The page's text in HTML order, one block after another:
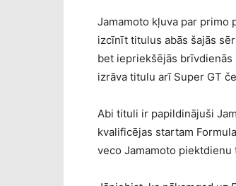
Jamamoto kļuva par primo
izcīnīt titulus abās šajās
bet iepriekšējās brīvdienās
izrāva titulu arī Super GT
Abi tituli ir papildinājuši
kvalificējas startam
veco Jamamoto piektdienu